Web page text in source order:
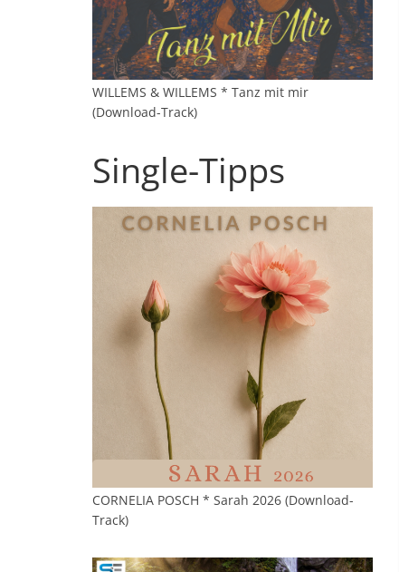
WILLEMS & WILLEMS * Tanz mit mir
(Download-Track)
Single-Tipps
CORNELIA POSCH * Sarah 2026 (Download-
Track)